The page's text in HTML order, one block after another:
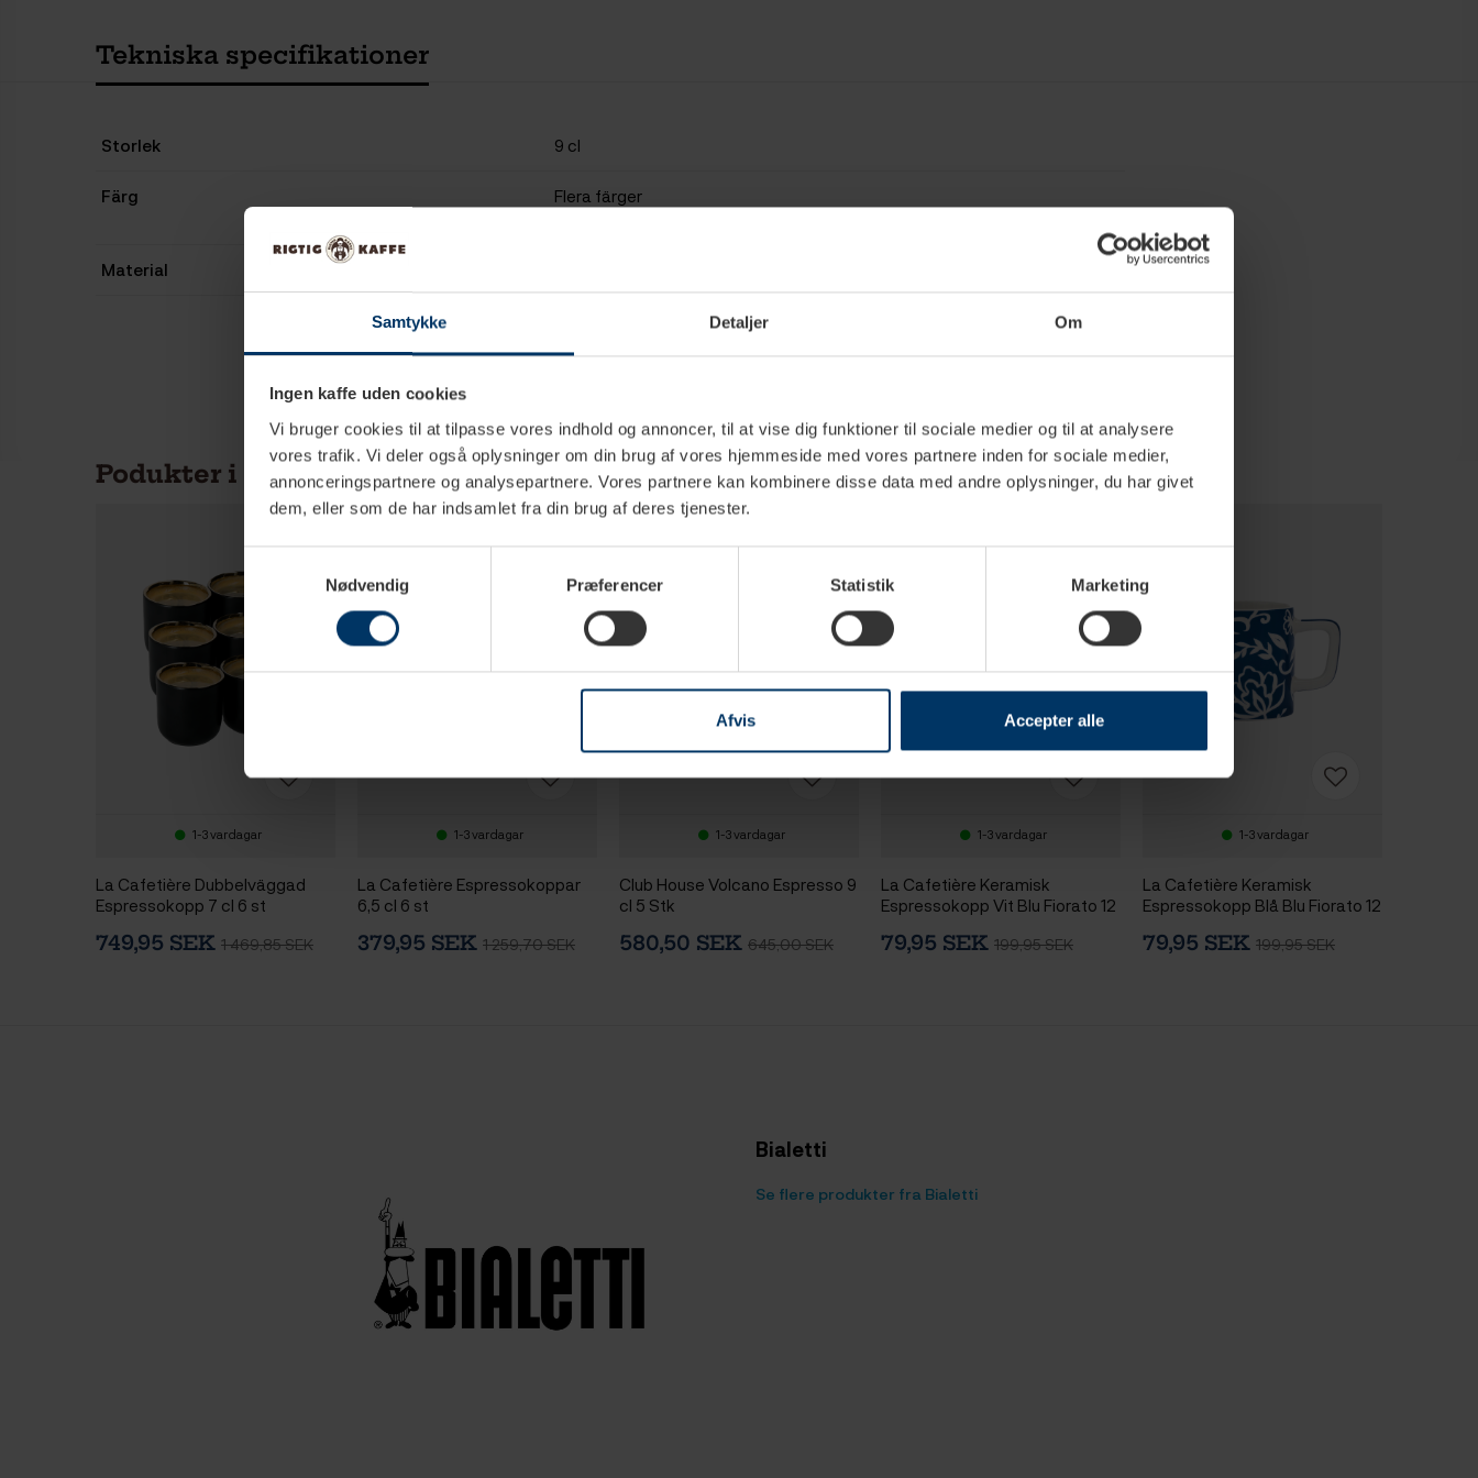
Samtykke Detaljer Om
Ingen kaffe uden cookies
Vi bruger cookies til at tilpasse vores indhold og annoncer, til at vise dig funktioner til sociale medier og til at analysere
vores trafik. Vi deler også oplysninger om din brug af vores hjemmeside med vores partnere inden for sociale medier,
annonceringspartnere og analysepartnere. Vores partnere kan kombinere disse data med andre oplysninger, du har givet
dem, eller som de har indsamlet fra din brug af deres tjenester.
Nødvendig
Præferencer Statistik Marketing
Afvis Accepter alle
Tekniska specifikationer
Storlek 9 cl
Färg
Flera färger
Material
Podukter i samma kategori
1-3 vardagar
La Cafetière Dubbelväggad
Espressokopp 7 cl 6 st
749,95 SEK 1 469,85 SEK
1-3 vardagar
La Cafetière Espressokoppar
6,5 cl 6 st
379,95 SEK 1 259,70 SEK
1-3 vardagar
Club House Volcano Espresso 9
cl 5 Stk
580,50 SEK 645,00 SEK
1-3 vardagar
La Cafetière Keramisk
Espressokopp Vit Blu Fiorato 12
79,95 SEK 199,95 SEK
1-3 vardagar
La Cafetière Keramisk
Espressokopp Blå Blu Fiorato 12
79,95 SEK 199,95 SEK
Bialetti
Se flere produkter fra Bialetti